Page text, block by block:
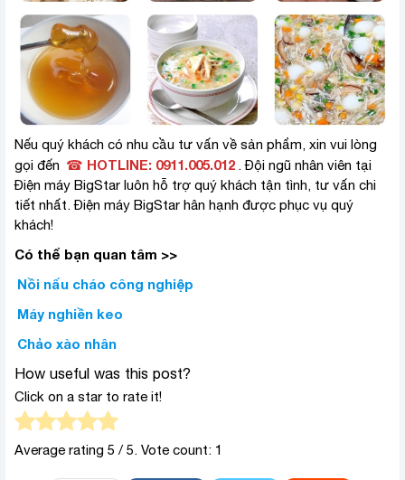
Nếu quý khách có nhu cầu tư vấn về sản phẩm, xin vui lòng
gọi đến ☎ HOTLINE: 0911.005.012 . Đội ngũ nhân viên tại
Điện máy BigStar luôn hỗ trợ quý khách tận tình, tư vấn chi
tiết nhất. Điện máy BigStar hân hạnh được phục vụ quý
khách!
Có thể bạn quan tâm >>
Nồi nấu cháo công nghiệp
Máy nghiền keo
Chảo xào nhân
How useful was this post?
Click on a star to rate it!
Average rating 5 / 5. Vote count: 1